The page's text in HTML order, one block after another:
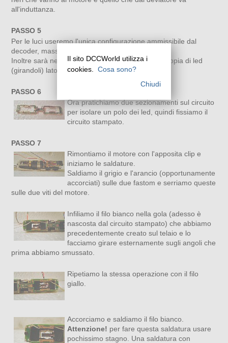
all'induttanza.
PASSO 5
Per le luci useremo l'unica configurazione ammissibile dal
decoder, massa bloccata sui binari.
Inoltre sarà necessario invertire la polarità alla coppia di led
(girandoli) lato deviatore
PASSO 6
Ora pratichiamo due sezionamenti sul circuito
per isolare un polo dei led, quindi fissiamo il
circuito stampato.
PASSO 7
Rimontiamo il motore con l'apposita clip e
iniziamo le saldature.
Saldiamo il grigio e l'arancio (opportunamente
accorciati) sulle due fastom e serriamo queste
sulle due viti del motore.
Infiliamo il filo bianco nella gola (adesso è
nascosta dal circuito stampato) che abbiamo
precedentemente creato sul telaio e lo
facciamo girare esternamente sugli angoli che
prima abbiamo smussato.
Ripetiamo la stessa operazione con il filo
giallo.
Accorciamo e saldiamo il filo bianco.
Attenzione! per fare questa saldatura usare
pochissimo stagno. Una saldatura con
Il sito DCCWorld utilizza i
cookies.
Cosa sono?
Chiudi